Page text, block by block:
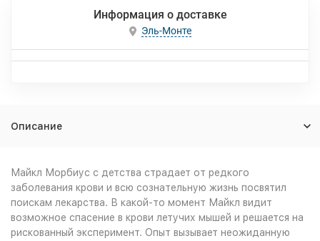
Информация о доставке
Эль-Монте
Описание
Майкл Морбиус с детства страдает от редкого
заболевания крови и всю сознательную жизнь посвятил
поискам лекарства. В какой-то момент Майкл видит
возможное спасение в крови летучих мышей и решается на
рискованный эксперимент. Опыт вызывает неожиданную